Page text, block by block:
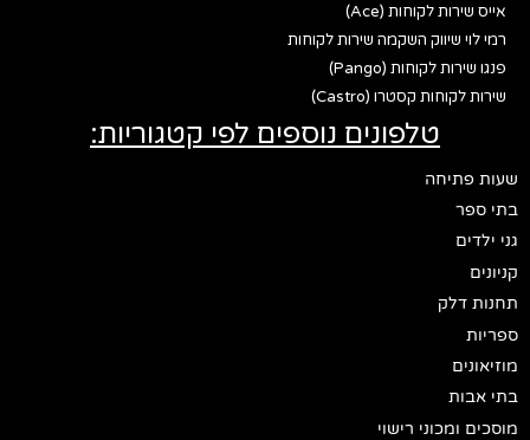
אייס שירות לקוחות (Ace)
רמי לוי שיווק השקמה שירות לקוחות
פנגו שירות לקוחות (Pango)
שירות לקוחות קסטרו (Castro)
טלפונים נוספים לפי קטגוריות:
שעות פתיחה
בתי ספר
גני ילדים
קניונים
תחנות דלק
ספריות
מוזיאונים
בתי אבות
מוסכים ומכוני רישוי